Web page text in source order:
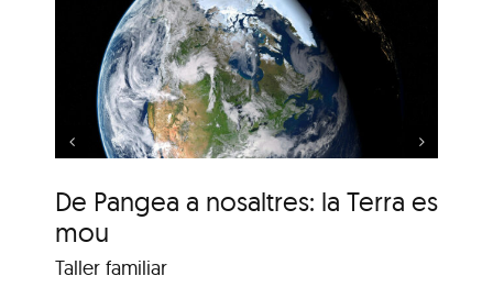
De Pangea a nosaltres: la Terra es
mou
Taller familiar
De Pangea a nosaltres:
la Terra es mou